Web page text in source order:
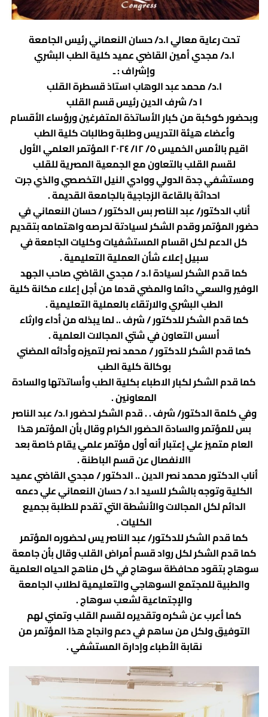
ادارة الازمات والكوارث
الخدمات الالكترونية
التخطيط الاستراتيجي
وحدة الصيانة
وحدة ابحاث حيوانات التجارب
كلية الطب جامعة الفيوم
كلية الطب جامعة كفر الشيخ
كلية الطب جامعة المنصورة
كلية الطب جامعة المنيا
كلية الطب جامعة المنوفية
كلية الطب بقنا جامعة جنوب الوادى
كلية الطب بالإسماعيلية جامعة قناة السويس
كلية الطب جامعة الزقازيق
كلية الطب جامعة بنها
تحت رعاية معالي ا.د/ حسان النعماني رئيس الجامعة
ا.د/ مجدي أمين القاضي عميد كلية الطب البشري
وإشراف : ـ
ا.د/ محمد عبد الوهاب استاذ قسطرة القلب
ا د/ شرف الدين رئيس قسم القلب
وبحضور كوكبة من كبار الأساتذة المتفرغين ورؤساء الأقسام
وأعضاء هيئة التدريس وطلبة وطالبات كلية الطب
اقيم بالأمس الخميس ٥/ ١٢/ ٢٠٢٤ المؤتمر العلمي الأول
لقسم القلب بالتعاون مع الجمعية المصرية للقلب
ومستشفي جدة الدولي ووادي النيل التخصصي والذي جرت
احداثة بالقاعة الزجاجية بالجامعة القديمة .
أناب الدكتور/ عبد الناصر بس الدكتور / حسان النعماني في
حضور المؤتمر وقدم الشكر لسيادتة لحرصه واهتمامه بتقديم
كل الدعم لكل اقسام المستشفيات وكليات الجامعة في
سبيل إعلاء شأن العملية التعليمية .
كما قدم الشكر لسيادة ا.د / مجدي القاضي صاحب الجهد
الوفير والسعي دائما والمضي قدما من أجل إعلاء مكانة كلية
الطب البشري والارتقاء بالعملية التعليمية .
كما قدم الشكر للدكتور / شرف .. لما يبذله من أداء وارثاء
أسس التعاون في شتي المجالات العلمية .
كما قدم الشكر للدكتور / محمد نصر لتميزه وأدائه المضني
بوكالة كلية الطب
كما قدم الشكر لكبار الاطباء بكلية الطب وأساتذتها والسادة
المعاونين .
وفي كلمة الدكتور/ شرف . . قدم الشكر لحضور ا.د/ عبد الناصر
بس للمؤتمر والسادة الحضور الكرام وقال بأن المؤتمر هذا
العام متميز علي إعتبار أنه أول مؤتمر علمي يقام خاصة بعد
االانفصال عن قسم الباطنة .
أناب الدكتور محمد نصر الدين .. الدكتور / مجدي القاضي عميد
الكلية وتوجه بالشكر للسيد ا.د / حسان النعماني علي دعمه
الدائم لكل المجالات والأنشطة التي تقدم للطلبة بجميع
الكليات .
كما قدم الشكر للدكتور/ عبد الناصر يس لحضوره المؤتمر
كما قدم الشكر لكل رواد قسم أمراض القلب وقال بأن جامعة
سوهاج بتقود محافظة سوهاج في كل مناهج الحياه العلمية
والطبية للمجتمع السوهاجي والتعليمية لطلاب الجامعة
والإجتماعية لشعب سوهاج .
كما أعرب عن شكره وتقديره لقسم القلب وتمني لهم
التوفيق ولكل من ساهم في دعم وانجاح هذا المؤتمر من
نقابة الأطباء وإدارة المستشفي .